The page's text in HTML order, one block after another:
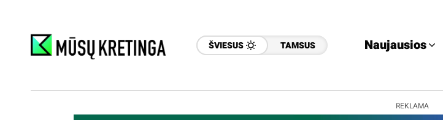
ŠVIESUS TAMSUS Naujausios
REKLAMA